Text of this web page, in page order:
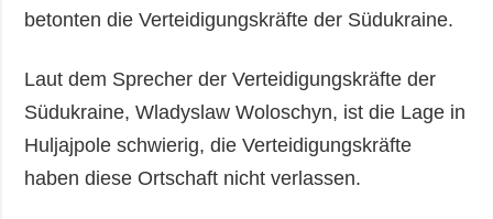
betonten die Verteidigungskräfte der Südukraine.
Laut dem Sprecher der Verteidigungskräfte der
Südukraine, Wladyslaw Woloschyn, ist die Lage in
Huljajpole schwierig, die Verteidigungskräfte
haben diese Ortschaft nicht verlassen.